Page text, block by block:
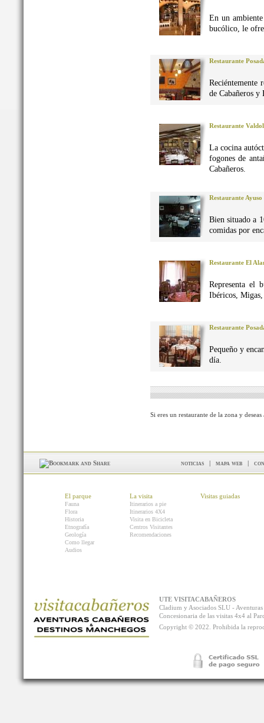
En un
bucólico, le
Restaurante
Reciéntemente
de Cabañeros y
Restaurante
La cocina
fogones de
Cabañeros.
Restaurante Ayuso
Bien situado a
comidas por
Restaurante El
Representa el
Ibéricos, Migas,
Restaurante
Pequeño y
día.
Si eres un restaurante de la zona y
noticias | mapa web |
El parque
Fauna
Flora
Historia
Etnografía
Geología
Como llegar
Audios
La visita
Itinerarios a pie
Itinerarios 4X4
Visita en Bicicleta
Centros Visitantes
Recomendaciones
Visitas guiadas
UTE VISITACABAÑEROS
Cladium y Asociados SLU -
Concesionaria de las visitas 4x4 al
Copyright © 2022. Prohibida la